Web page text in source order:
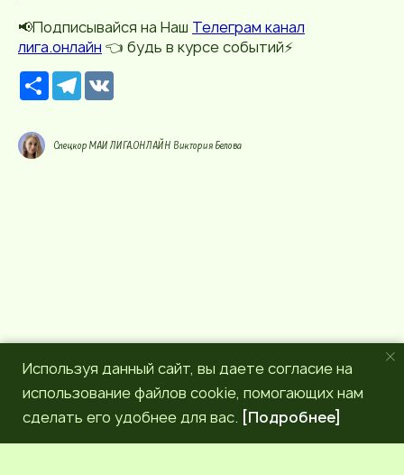
📢Подписывайся на Наш Телеграм канал
лига.онлайн 👈 будь в курсе событий⚡️
Р
е
р
с
T
e
r
Спецкор МАИ ЛИГА.ОНЛАЙН Виктория Белова
Используя данный сайт, вы даете согласие на
использование файлов cookie, помогающих нам
сделать его удобнее для вас. [Подробнее]